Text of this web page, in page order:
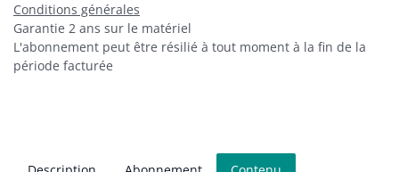
Conditions générales
Garantie 2 ans sur le matériel
L'abonnement peut être résilié à tout moment à la fin de la
période facturée